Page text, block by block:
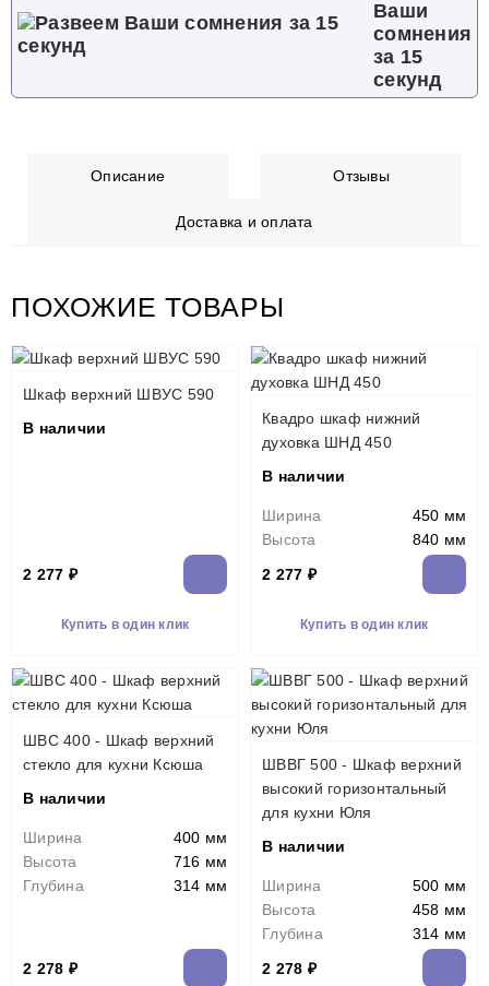
Ваши
сомнения
за 15
секунд
Описание Отзывы
Доставка и оплата
ПОХОЖИЕ ТОВАРЫ
Шкаф верхний ШВУС 590
В наличии
2 277 ₽
Купить в один клик
Квадро шкаф нижний
духовка ШНД 450
В наличии
Ширина
450 мм
Высота
840 мм
2 277 ₽
Купить в один клик
ШВС 400 - Шкаф верхний
стекло для кухни Ксюша
В наличии
Ширина
400 мм
Высота
716 мм
Глубина
314 мм
2 278 ₽
ШВВГ 500 - Шкаф верхний
высокий горизонтальный
для кухни Юля
В наличии
Ширина
500 мм
Высота
458 мм
Глубина
314 мм
2 278 ₽